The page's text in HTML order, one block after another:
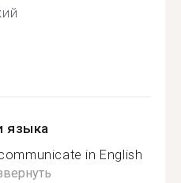
языка
in English